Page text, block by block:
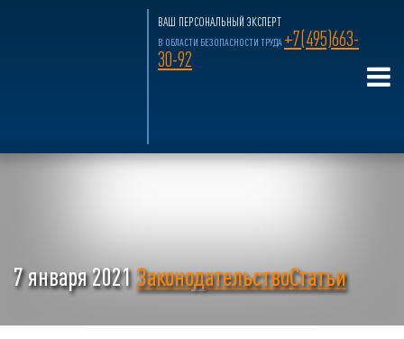
ВАШ ПЕРСОНАЛЬНЫЙ ЭКСПЕРТ
В ОБЛАСТИ БЕЗОПАСНОСТИ ТРУДА +7(495)663-
30-92
7 января 2021ЗаконодательствоСтатьи